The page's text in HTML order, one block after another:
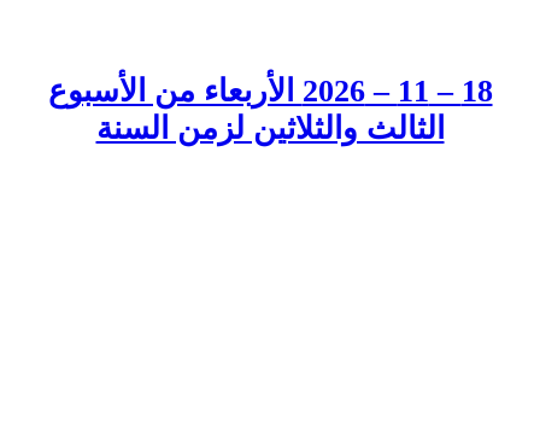
18 – 11 – 2026 الأربعاء من الأسبوع
الثالث والثلاثين لزمن السنة